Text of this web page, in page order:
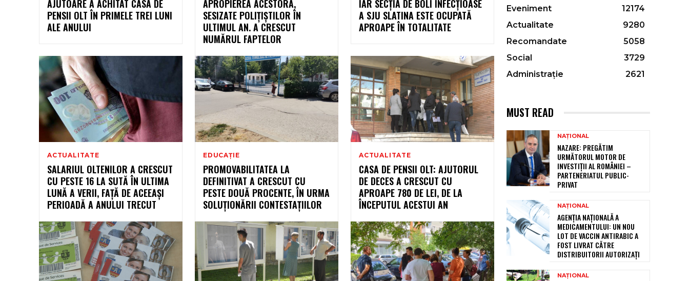
AJUTOARE A ACHITAT CASA DE
PENSII OLT ÎN PRIMELE TREI LUNI
ALE ANULUI
APROPIEREA ACESTORA,
SESIZATE POLIȚIȘTILOR ÎN
ULTIMUL AN. A CRESCUT
NUMĂRUL FAPTELOR
IAR SECȚIA DE BOLI INFECȚIOASE
A SJU SLATINA ESTE OCUPATĂ
APROAPE ÎN TOTALITATE
ACTUALITATE
SALARIUL OLTENILOR A CRESCUT
CU PESTE 16 LA SUTĂ ÎN ULTIMA
LUNĂ A VERII, FAȚĂ DE ACEEAȘI
PERIOADĂ A ANULUI TRECUT
EDUCAȚIE
PROMOVABILITATEA LA
DEFINITIVAT A CRESCUT CU
PESTE DOUĂ PROCENTE, ÎN URMA
SOLUȚIONĂRII CONTESTAȚIILOR
ACTUALITATE
CASA DE PENSII OLT: AJUTORUL
DE DECES A CRESCUT CU
APROAPE 780 DE LEI, DE LA
ÎNCEPUTUL ACESTUI AN
Eveniment
12174
Actualitate
9280
Recomandate
5058
Social
3729
Administrație
2621
MUST READ
NAȚIONAL
NAZARE: PREGĂTIM
URMĂTORUL MOTOR DE
INVESTIȚII AL ROMÂNIEI –
PARTENERIATUL PUBLIC-
PRIVAT
NAȚIONAL
AGENȚIA NAȚIONALĂ A
MEDICAMENTULUI: UN NOU
LOT DE VACCIN ANTIRABIC A
FOST LIVRAT CĂTRE
DISTRIBUITORII AUTORIZAȚI
NAȚIONAL